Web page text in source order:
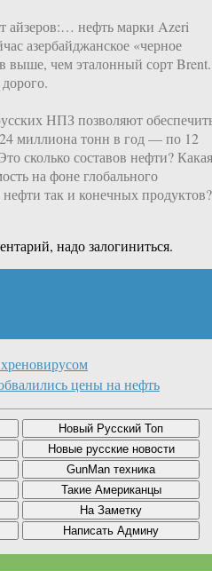
айзеров:… нефть марки Azeri
азербайджанское «черное
выше, чем эталонный сорт Brent.
НПЗ позволяют
миллиона тонн в год — по 12
сколько составов нефти? Какая
на фоне глобального
так и конечных продуктов?
надо залогиниться.
цены на нефть